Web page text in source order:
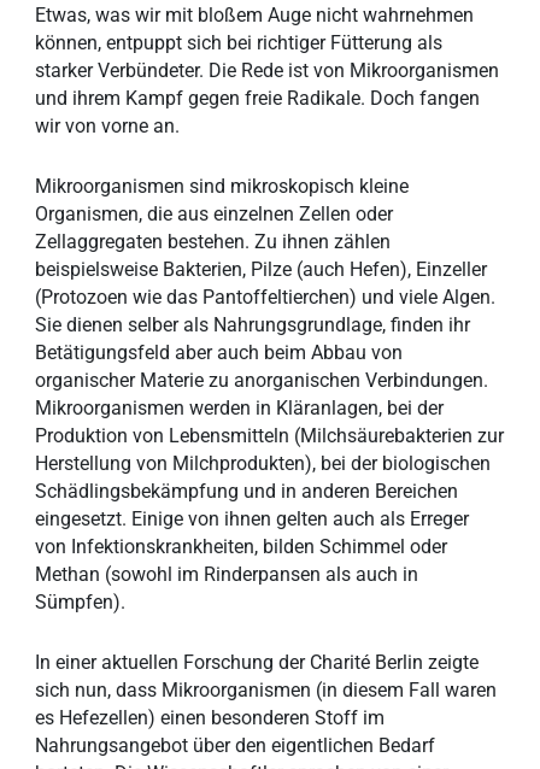
Etwas, was wir mit bloßem Auge nicht wahrnehmen
können, entpuppt sich bei richtiger Fütterung als
starker Verbündeter. Die Rede ist von Mikroorganismen
und ihrem Kampf gegen freie Radikale. Doch fangen
wir von vorne an.
Mikroorganismen sind mikroskopisch kleine
Organismen, die aus einzelnen Zellen oder
Zellaggregaten bestehen. Zu ihnen zählen
beispielsweise Bakterien, Pilze (auch Hefen), Einzeller
(Protozoen wie das Pantoffeltierchen) und viele Algen.
Sie dienen selber als Nahrungsgrundlage, finden ihr
Betätigungsfeld aber auch beim Abbau von
organischer Materie zu anorganischen Verbindungen.
Mikroorganismen werden in Kläranlagen, bei der
Produktion von Lebensmitteln (Milchsäurebakterien zur
Herstellung von Milchprodukten), bei der biologischen
Schädlingsbekämpfung und in anderen Bereichen
eingesetzt. Einige von ihnen gelten auch als Erreger
von Infektionskrankheiten, bilden Schimmel oder
Methan (sowohl im Rinderpansen als auch in
Sümpfen).
In einer aktuellen Forschung der Charité Berlin zeigte
sich nun, dass Mikroorganismen (in diesem Fall waren
es Hefezellen) einen besonderen Stoff im
Nahrungsangebot über den eigentlichen Bedarf